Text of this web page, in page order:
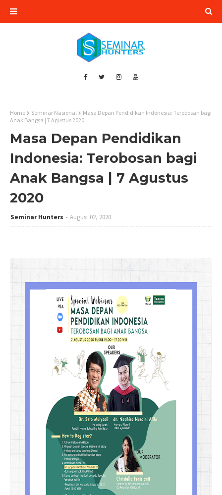
Home Seminar Nasional
Masa Depan Pendidikan Indonesia: Terobosan bagi
Anak Bangsa | 7 Agustus 2020
Masa Depan Pendidikan
Indonesia: Terobosan bagi
Anak Bangsa | 7 Agustus
2020
Seminar Hunters August 02, 2020